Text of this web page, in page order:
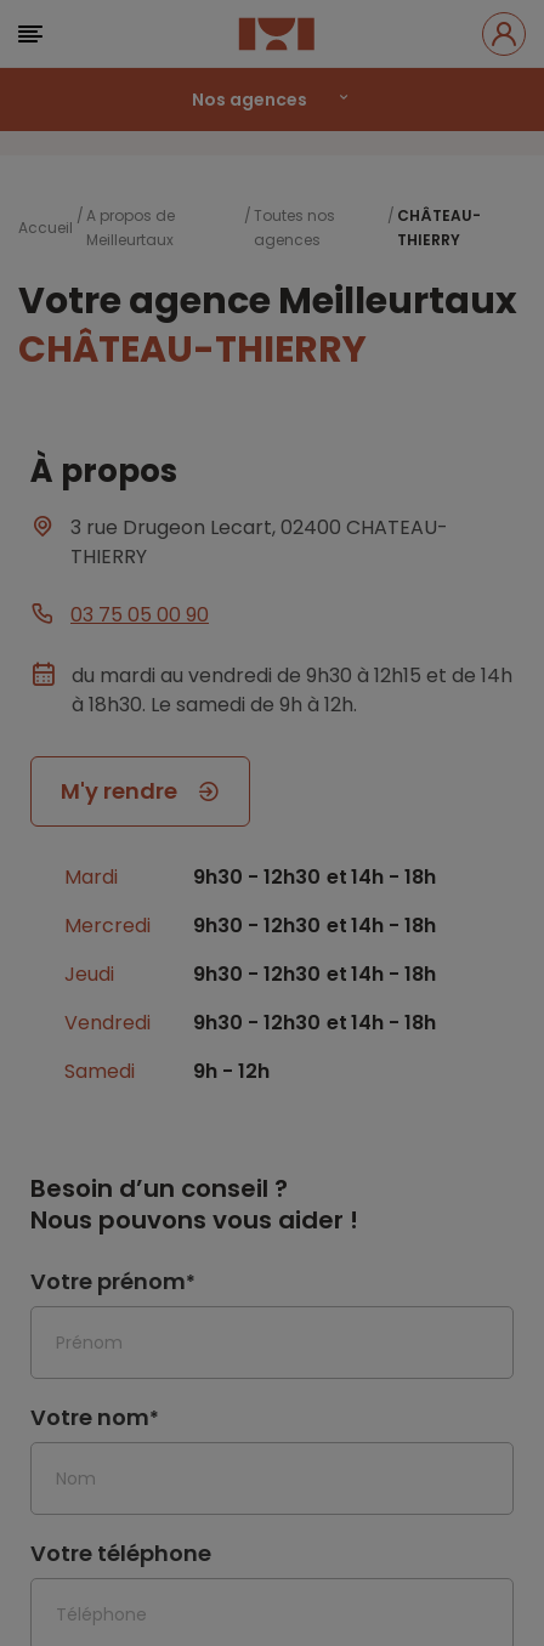
Nos agences
Accueil
A propos de
Meilleurtaux
Toutes nos
agences
CHÂTEAU-
THIERRY
Votre agence Meilleurtaux
CHÂTEAU-THIERRY
À propos
3 rue Drugeon Lecart, 02400 CHATEAU-
THIERRY
03 75 05 00 90
du mardi au vendredi de 9h30 à 12h15 et de 14h
à 18h30. Le samedi de 9h à 12h.
M'y rendre
Mardi 9h30 - 12h30
14h - 18h
Mercredi
9h30 - 12h30
14h - 18h
Jeudi
9h30 - 12h30
14h - 18h
Vendredi
9h30 - 12h30
14h - 18h
Samedi
9h - 12h
Besoin d’un conseil ?
Nous pouvons vous aider !
Votre prénom*
Votre nom*
Votre téléphone